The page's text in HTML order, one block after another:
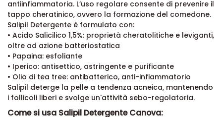
antiinfiammatoria. L’uso regolare consente di prevenire il
tappo cheratinico, ovvero la formazione del comedone.
Salipil Detergente è formulato con:
• Acido Salicilico 1,5%: proprietà cheratolitiche e leviganti,
oltre ad azione batteriostatica
• Papaina: esfoliante
• Iperico: antisettico, astringente e purificante
• Olio di tea tree: antibatterico, anti-infiammatorio
Salipil deterge la pelle a tendenza acneica, mantenendo
i follicoli liberi e svolge un'attività sebo-regolatoria.
Come si usa Salipil Detergente Canova: